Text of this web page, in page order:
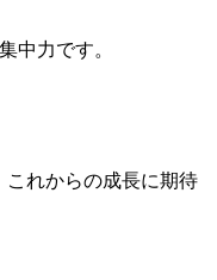
中力です。
れからの成長に期待